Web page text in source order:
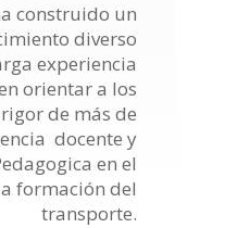
construido un
diverso
experiencia
orientar a los
de más de
docente y
en el
formación del
transporte.